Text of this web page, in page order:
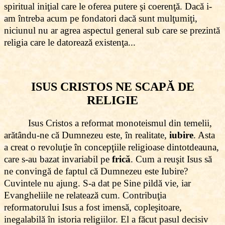
spiritual iniţial care le oferea putere şi coerenţă. Dacă i-
am întreba acum pe fondatori dacă sunt mulţumiţi,
niciunul nu ar agrea aspectul general sub care se prezintă
religia care le datorează existenţa...
ISUS CRISTOS NE SCAPĂ DE
RELIGIE
Isus Cristos a reformat monoteismul din temelii,
arătându-ne că Dumnezeu este, în realitate, iubire. Asta
a creat o revoluţie în concepţiile religioase dintotdeauna,
care s-au bazat invariabil pe frică. Cum a reuşit Isus să
ne convingă de faptul că Dumnezeu este Iubire?
Cuvintele nu ajung. S-a dat pe Sine pildă vie, iar
Evangheliile ne relatează cum. Contribuţia
reformatorului Isus a fost imensă, copleşitoare,
inegalabilă în istoria religiilor. El a făcut pasul decisiv